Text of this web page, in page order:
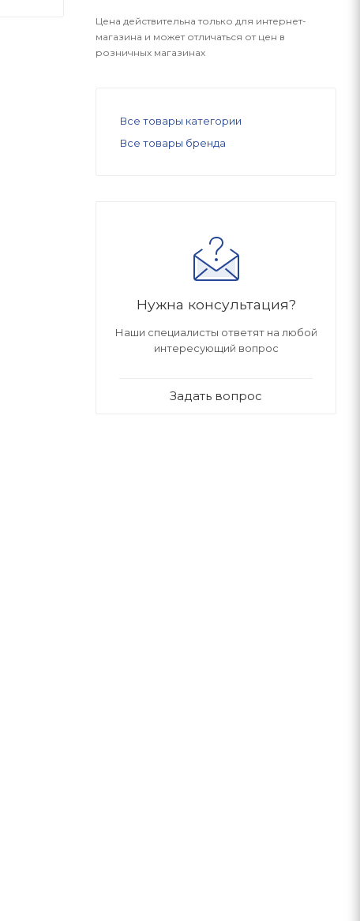
Цена действительна только для интернет-
магазина и может отличаться от цен в
розничных магазинах
Все товары категории
Все товары бренда
Нужна консультация?
Наши специалисты ответят на любой
интересующий вопрос
Задать вопрос